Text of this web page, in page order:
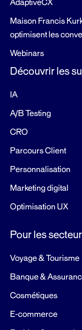
AdaptiveCX
Maison Francis
optimisent les
Webinars
Découvrir les
IA
A/B Testing
CRO
Parcours Client
Personnalisation
Marketing digital
Optimisation UX
Pour les
Voyage & Tourisme
Banque &
Cosmétiques
E-commerce